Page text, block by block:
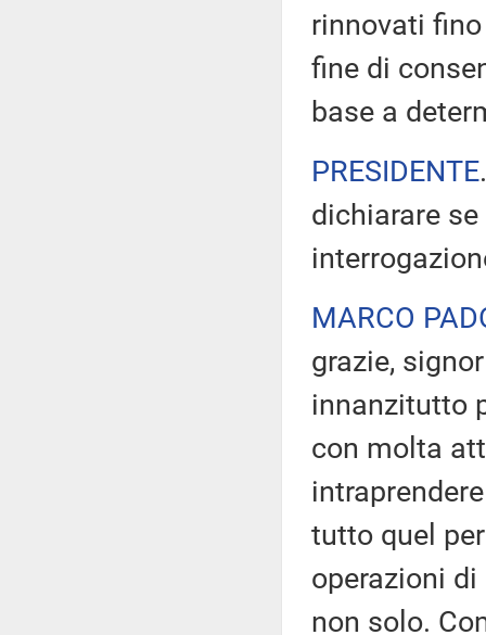
rinnovati
fine di
base a
PRESIDENTE
dichiarare
MARCO
grazie,
innanzitutto
con molta
tutto quel
operazioni
non solo.